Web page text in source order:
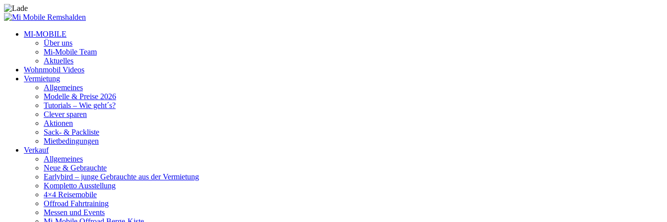
MI-MOBILE
Über uns
Mi-Mobile Team
Aktuelles
Wohnmobil Videos
Vermietung
Allgemeines
Modelle & Preise 2026
Tutorials – Wie geht´s?
Clever sparen
Aktionen
Sack- & Packliste
Mietbedingungen
Verkauf
Allgemeines
Neue & Gebrauchte
Earlybird – junge Gebrauchte aus der Vermietung
Kompletto Ausstellung
4×4 Reisemobile
Offroad Fahrtraining
Messen und Events